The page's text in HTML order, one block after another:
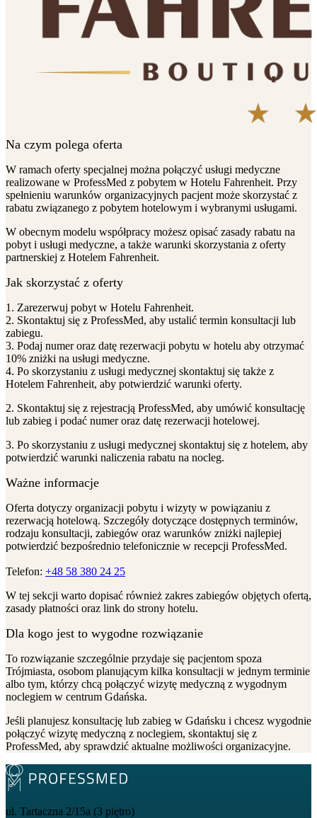
Na czym polega oferta
W ramach oferty specjalnej można połączyć usługi medyczne
realizowane w ProfessMed z pobytem w Hotelu Fahrenheit. Przy
spełnieniu warunków organizacyjnych pacjent może skorzystać z
rabatu związanego z pobytem hotelowym i wybranymi usługami.
W obecnym modelu współpracy możesz opisać zasady rabatu na
pobyt i usługi medyczne, a także warunki skorzystania z oferty
partnerskiej z Hotelem Fahrenheit.
Jak skorzystać z oferty
1. Zarezerwuj pobyt w Hotelu Fahrenheit.
2. Skontaktuj się z ProfessMed, aby ustalić termin konsultacji lub
zabiegu.
3. Podaj numer oraz datę rezerwacji pobytu w hotelu aby otrzymać
10% zniżki na usługi medyczne.
4. Po skorzystaniu z usługi medycznej skontaktuj się także z
Hotelem Fahrenheit, aby potwierdzić warunki oferty.
2. Skontaktuj się z rejestracją ProfessMed, aby umówić konsultację
lub zabieg i podać numer oraz datę rezerwacji hotelowej.
3. Po skorzystaniu z usługi medycznej skontaktuj się z hotelem, aby
potwierdzić warunki naliczenia rabatu na nocleg.
Ważne informacje
Oferta dotyczy organizacji pobytu i wizyty w powiązaniu z
rezerwacją hotelową. Szczegóły dotyczące dostępnych terminów,
rodzaju konsultacji, zabiegów oraz warunków zniżki najlepiej
potwierdzić bezpośrednio telefonicznie w recepcji ProfessMed.
Telefon: +48 58 380 24 25
W tej sekcji warto dopisać również zakres zabiegów objętych ofertą,
zasady płatności oraz link do strony hotelu.
Dla kogo jest to wygodne rozwiązanie
To rozwiązanie szczególnie przydaje się pacjentom spoza
Trójmiasta, osobom planującym kilka konsultacji w jednym terminie
albo tym, którzy chcą połączyć wizytę medyczną z wygodnym
noclegiem w centrum Gdańska.
Jeśli planujesz konsultację lub zabieg w Gdańsku i chcesz wygodnie
połączyć wizytę medyczną z noclegiem, skontaktuj się z
ProfessMed, aby sprawdzić aktualne możliwości organizacyjne.
ul. Tartaczna 2/15a (3 piętro)